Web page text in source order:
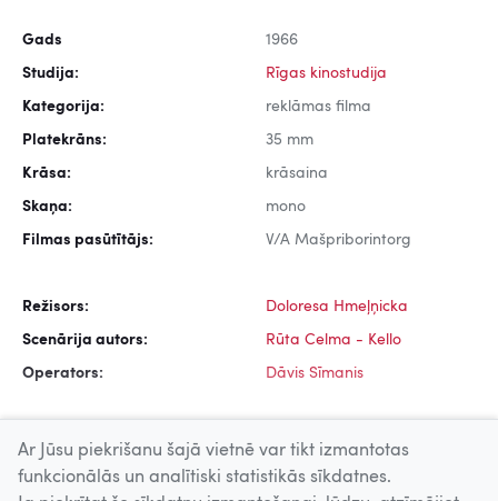
Gads 1966
Studija: Rīgas kinostudija
Kategorija: reklāmas filma
Platekrāns: 35 mm
Krāsa: krāsaina
Skaņa: mono
Filmas pasūtītājs: V/A Mašpriborintorg
Režisors: Doloresa Hmeļņicka
Scenārija autors: Rūta Celma - Kello
Operators: Dāvis Sīmanis
Ar Jūsu piekrišanu šajā vietnē var tikt izmantotas
funkcionālās un analītiski statistikās sīkdatnes.